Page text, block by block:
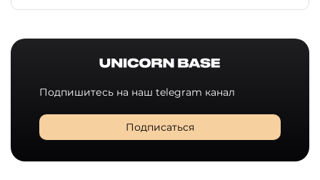
Подпишитесь на наш telegram канал
Подписаться